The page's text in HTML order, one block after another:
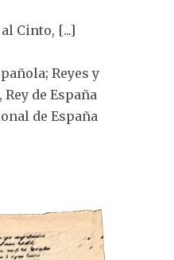
Cinto, [...]
Reyes y
de España
de España